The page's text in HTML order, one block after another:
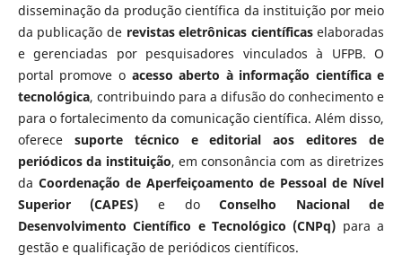
disseminação da produção científica da instituição por meio
da publicação de revistas eletrônicas científicaselaboradas
e gerenciadas por pesquisadores vinculados à UFPB. O
portal promove o acesso aberto à informação científica e
tecnológica, contribuindo para a difusão do conhecimento e
para o fortalecimento da comunicação científica. Além disso,
oferece suporte técnico e editorial aos editores de
periódicos da instituição, em consonância com as diretrizes
da Coordenação de Aperfeiçoamento de Pessoal de Nível
Superior (CAPES) e doConselho Nacional de
Desenvolvimento Científico e Tecnológico (CNPq) para a
gestão e qualificação de periódicos científicos.